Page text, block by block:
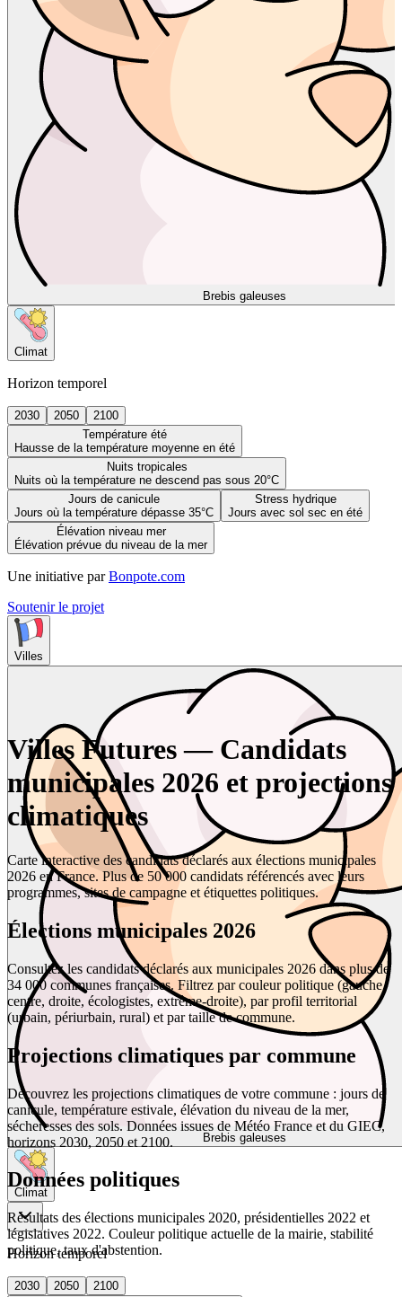
Brebis galeuses
Climat
Horizon temporel
2030 2050
2100
Température été
Hausse de la température moyenne en été
Nuits tropicales
Nuits où la température ne descend pas sous 20°C
Jours de canicule
Jours où la température dépasse 35°C
Stress hydrique
Jours avec sol sec en été
Élévation niveau mer
Élévation prévue du niveau de la mer
Une initiative par Bonpote.com
Soutenir le projet
Villes
Brebis galeuses
Climat
Horizon temporel
2030 2050
2100
Villes Futures — Candidats
municipales 2026 et projections
climatiques
Carte interactive des candidats déclarés aux élections municipales
2026 en France. Plus de 50 000 candidats référencés avec leurs
programmes, sites de campagne et étiquettes politiques.
Élections municipales 2026
Consultez les candidats déclarés aux municipales 2026 dans plus de
34 000 communes françaises. Filtrez par couleur politique (gauche,
centre, droite, écologistes, extrême-droite), par profil territorial
(urbain, périurbain, rural) et par taille de commune.
Projections climatiques par commune
Découvrez les projections climatiques de votre commune : jours de
canicule, température estivale, élévation du niveau de la mer,
sécheresses des sols. Données issues de Météo France et du GIEC,
horizons 2030, 2050 et 2100.
Données politiques
Résultats des élections municipales 2020, présidentielles 2022 et
législatives 2022. Couleur politique actuelle de la mairie, stabilité
politique, taux d'abstention.